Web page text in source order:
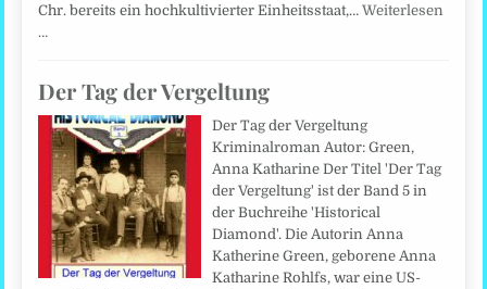
Chr. bereits ein hochkultivierter Einheitsstaat,…Weiterlesen
…
Der Tag der Vergeltung
Der Tag der Vergeltung
Kriminalroman Autor: Green,
Anna Katharine Der Titel 'Der Tag
der Vergeltung' ist der Band 5 in
der Buchreihe 'Historical
Diamond'. Die Autorin Anna
Katherine Green, geborene Anna
Katharine Rohlfs, war eine US-